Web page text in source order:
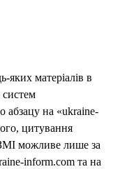
яких матеріалів в
систем
абзацу на «ukraine-
цитування
ЗМІ можливе лише за
inform.com та на